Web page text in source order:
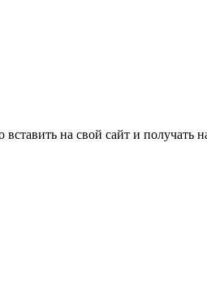
на свой сайт и получать